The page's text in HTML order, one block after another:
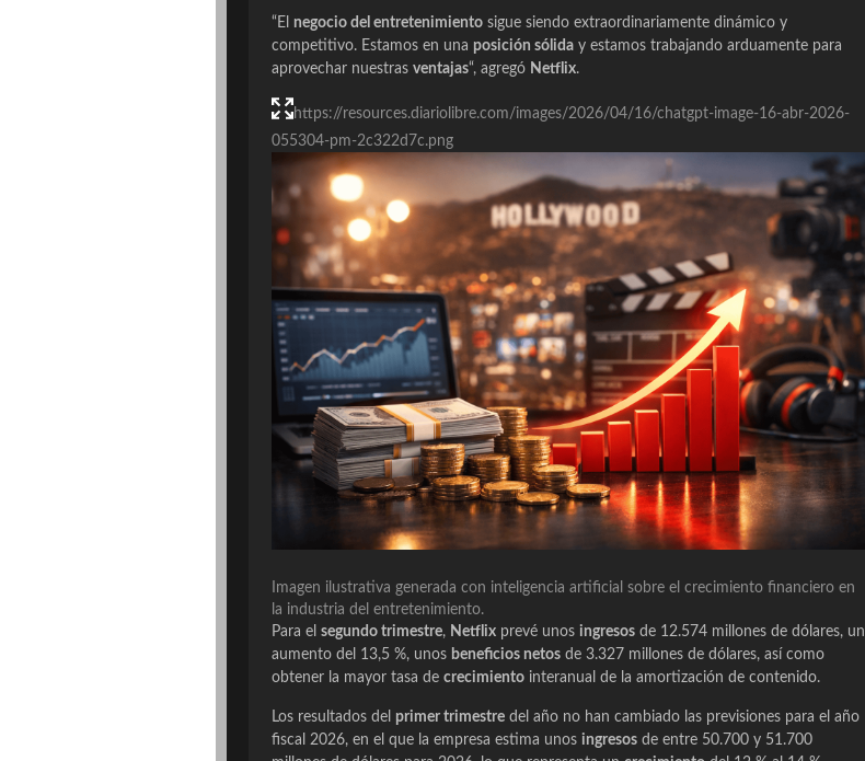
“El negocio del entretenimiento sigue siendo extraordinariamente dinámico y
competitivo. Estamos en una posición sólida y estamos trabajando arduamente para
aprovechar nuestras ventajas“, agregó Netflix.
https://resources.diariolibre.com/images/2026/04/16/chatgpt-image-16-abr-2026-
055304-pm-2c322d7c.png
Imagen ilustrativa generada con inteligencia artificial sobre el crecimiento financiero en
la industria del entretenimiento.
Para el segundo trimestre, Netflix prevé unos ingresos de 12.574 millones de dólares, un
aumento del 13,5 %, unos beneficios netos de 3.327 millones de dólares, así como
obtener la mayor tasa de crecimiento interanual de la amortización de contenido.
Los resultados del primer trimestre del año no han cambiado las previsiones para el año
fiscal 2026, en el que la empresa estima unos ingresos de entre 50.700 y 51.700